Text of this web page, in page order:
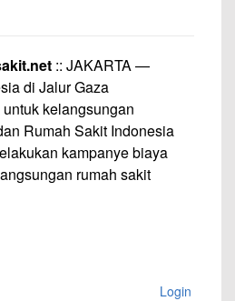
:: JAKARTA —
di Jalur Gaza
kelangsungan
Rumah Sakit Indonesia
kampanye biaya
rumah sakit
Login